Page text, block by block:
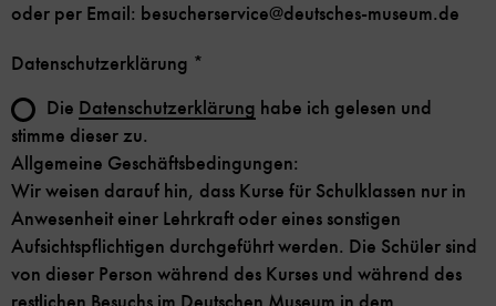
oder per Email: besucherservice@deutsches-museum.de
Datenschutzerklärung *
Die Datenschutzerklärung habe ich gelesen und
stimme dieser zu.
Allgemeine Geschäftsbedingungen:
Wir weisen darauf hin, dass Kurse für Schulklassen nur in
Anwesenheit einer Lehrkraft oder eines sonstigen
Aufsichtspflichtigen durchgeführt werden. Die Schüler sind
von dieser Person während des Kurses und während des